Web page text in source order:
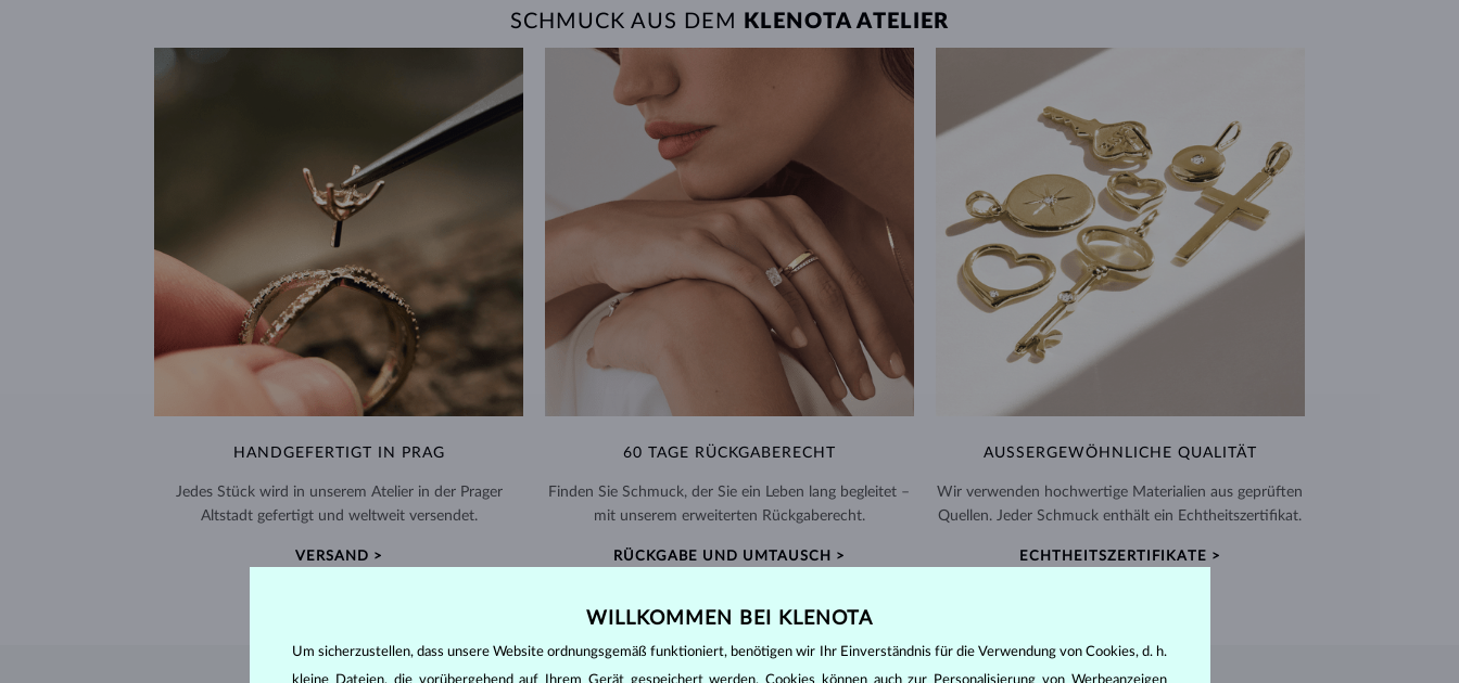
SCHMUCK AUS DEM KLENOTA ATELIER
HANDGEFERTIGT IN PRAG
Jedes Stück wird in unserem Atelier in der Prager
Altstadt gefertigt und weltweit versendet.
VERSAND >
60 TAGE RÜCKGABERECHT
Finden Sie Schmuck, der Sie ein Leben lang begleitet –
mit unserem erweiterten Rückgaberecht.
RÜCKGABE UND UMTAUSCH >
AUSSERGEWÖHNLICHE QUALITÄT
Wir verwenden hochwertige Materialien aus geprüften
Quellen. Jeder Schmuck enthält ein Echtheitszertifikat.
ECHTHEITSZERTIFIKATE >
WILLKOMMEN BEI KLENOTA
Um sicherzustellen, dass unsere Website ordnungsgemäß funktioniert, benötigen wir Ihr Einverständnis für die Verwendung von Cookies, d. h.